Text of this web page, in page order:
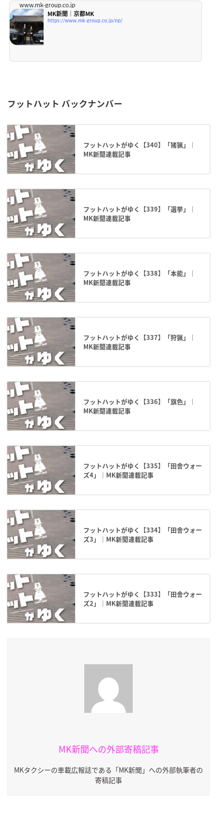
www.mk-group.co.jp
MK新聞｜京都MK
https://www.mk-group.co.jp/np/
フットハット バックナンバー
フットハットがゆく【340】「猪猟」｜
MK新聞連載記事
フットハットがゆく【339】「選挙」｜
MK新聞連載記事
フットハットがゆく【338】「本能」｜
MK新聞連載記事
フットハットがゆく【337】「狩猟」｜
MK新聞連載記事
フットハットがゆく【336】「旗色」｜
MK新聞連載記事
フットハットがゆく【335】「田舎ウォー
ズ4」｜MK新聞連載記事
フットハットがゆく【334】「田舎ウォー
ズ3」｜MK新聞連載記事
フットハットがゆく【333】「田舎ウォー
ズ2」｜MK新聞連載記事
MK新聞への外部寄稿記事
MKタクシーの車載広報誌である「MK新聞」への外部執筆者の
寄稿記事